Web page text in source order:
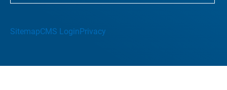
SitemapCMS LoginPrivacy